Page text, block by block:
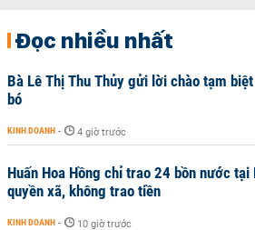
Đọc nhiều nhất
Bà Lê Thị Thu Thủy gửi lời chào tạm
bó
KINH DOANH - 4 giờ trước
Huấn Hoa Hồng chỉ trao 24 bồn nước tại
quyền xã, không trao tiền
KINH DOANH - 10 giờ trước